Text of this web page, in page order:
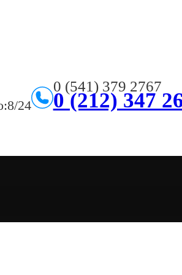
24
0 (541) 379 2767
0 (212) 347